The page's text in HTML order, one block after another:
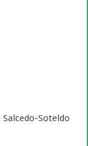
Salcedo-Soteldo